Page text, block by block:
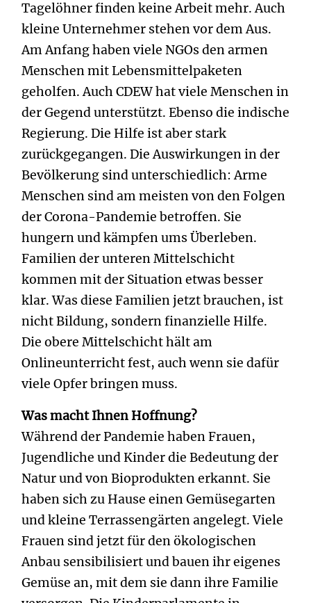
Tagelöhner finden keine Arbeit mehr. Auch
kleine Unternehmer stehen vor dem Aus.
Am Anfang haben viele NGOs den armen
Menschen mit Lebensmittelpaketen
geholfen. Auch CDEW hat viele Menschen in
der Gegend unterstützt. Ebenso die indische
Regierung. Die Hilfe ist aber stark
zurückgegangen. Die Auswirkungen in der
Bevölkerung sind unterschiedlich: Arme
Menschen sind am meisten von den Folgen
der Corona-Pandemie betroffen. Sie
hungern und kämpfen ums Überleben.
Familien der unteren Mittelschicht
kommen mit der Situation etwas besser
klar. Was diese Familien jetzt brauchen, ist
nicht Bildung, sondern finanzielle Hilfe.
Die obere Mittelschicht hält am
Onlineunterricht fest, auch wenn sie dafür
viele Opfer bringen muss.
Was macht Ihnen Hoffnung?
Während der Pandemie haben Frauen,
Jugendliche und Kinder die Bedeutung der
Natur und von Bioprodukten erkannt. Sie
haben sich zu Hause einen Gemüsegarten
und kleine Terrassengärten angelegt. Viele
Frauen sind jetzt für den ökologischen
Anbau sensibilisiert und bauen ihr eigenes
Gemüse an, mit dem sie dann ihre Familie